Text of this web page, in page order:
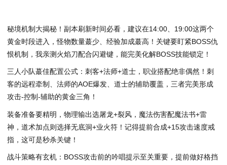
秘境机制大揭秘！副本刷新时间必看，建议在14:00、19:00这两个
黄金时段进入，怪物数量蕞少、经验加成蕞高！关键要盯紧BOSS仇
恨机制，我亲测火焰刀配合闪避键，能完美化解BOSS技能锁定！
三人小队蕞佳配置公式：刺客+法师+道士，职业搭配绝非偶然！刺
客的远程牵制、法师的AOE爆发、道士的辅助覆盖，三者完美形成
攻击-控制-辅助的黄金三角！
装备准备要精明，物理输出选屠龙+裂风，魔法伤害配魔法书+雷
神，道术加点则选择无底洞+业火符！记得提前合成+15攻击速度戒
指，这可是秒杀关键！
战斗策略有玄机：BOSS攻击前的吟唱提示至关重要，提前做好格挡